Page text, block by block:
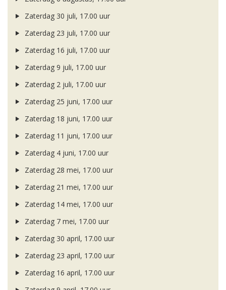
Zaterdag 30 juli, 17.00 uur
Zaterdag 23 juli, 17.00 uur
Zaterdag 16 juli, 17.00 uur
Zaterdag 9 juli, 17.00 uur
Zaterdag 2 juli, 17.00 uur
Zaterdag 25 juni, 17.00 uur
Zaterdag 18 juni, 17.00 uur
Zaterdag 11 juni, 17.00 uur
Zaterdag 4 juni, 17.00 uur
Zaterdag 28 mei, 17.00 uur
Zaterdag 21 mei, 17.00 uur
Zaterdag 14 mei, 17.00 uur
Zaterdag 7 mei, 17.00 uur
Zaterdag 30 april, 17.00 uur
Zaterdag 23 april, 17.00 uur
Zaterdag 16 april, 17.00 uur